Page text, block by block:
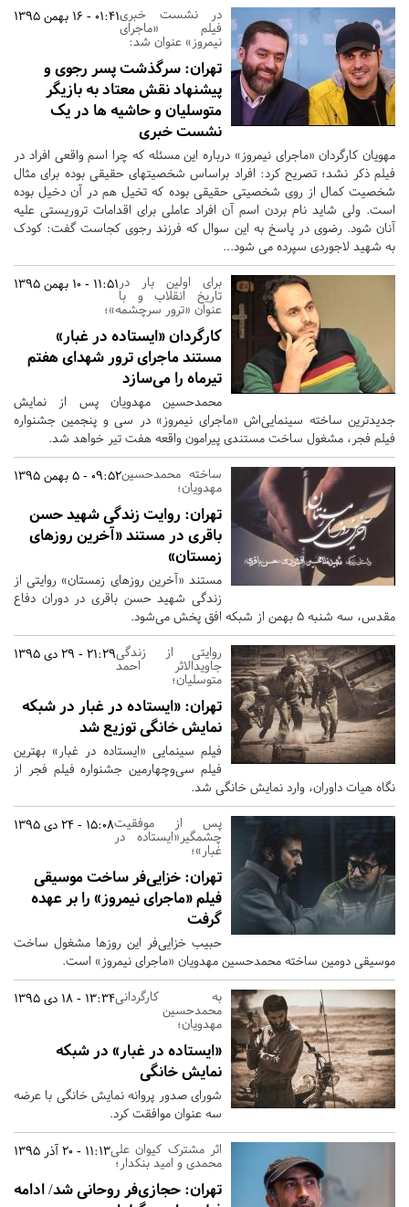
01:41 - 16 بهمن 1395در نشست خبری
فیلم «ماجرای
نیمروز» عنوان شد:
تهران: سرگذشت پسر رجوی و
پیشنهاد نقش معتاد به بازیگر
متوسلیان و حاشیه ها در یک
نشست خبری
مهویان کارگردان «ماجرای نیمروز» درباره این مسئله که چرا اسم واقعی افراد در
فیلم ذکر نشد؛ تصریح کرد: افراد براساس شخصیتهای حقیقی بوده برای مثال
شخصیت کمال از روی شخصیتی حقیقی بوده که تخیل هم در آن دخیل بوده
است. ولی شاید نام بردن اسم آن افراد عاملی برای اقدامات تروریستی علیه
آنان شود. رضوی در پاسخ به این سوال که فرزند رجوی کجاست گفت: کودک
به شهید لاجوردی سپرده می شود...
11:51 - 10 بهمن 1395 برای اولین بار در
تاریخ انقلاب و با
عنوان «ترور سرچشمه»؛
کارگردان «ایستاده در غبار»
مستند ماجرای ترور شهدای هفتم
تیرماه را می‌سازد
محمدحسین مهدویان پس از نمایش
جدیدترین ساخته‌ سینمایی‌اش «ماجرای نیمروز» در سی و پنجمین جشنواره
فیلم فجر، مشغول ساخت مستندی پیرامون واقعه‌ هفت تیر خواهد شد.
09:52 - 5 بهمن 1395ساخته محمدحسین
مهدویان؛
تهران: روایت زندگی شهید حسن
باقری در مستند «آخرین روزهای
زمستان»
مستند «آخرین روزهای زمستان» روایتی از
زندگی شهید حسن باقری در دوران دفاع
مقدس، سه شنبه 5 بهمن از شبکه افق پخش می‌شود.
21:29 - 29 دی 1395روایتی از زندگی
جاویدالاثر احمد
متوسلیان؛
تهران: «ایستاده در غبار در شبکه
نمایش خانگی توزیع شد
فیلم سینمایی «ایستاده در غبار» بهترین
فیلم سی‌­و­چهارمین جشنواره فیلم فجر از
نگاه هیات داوران، وارد نمایش خانگی شد.
15:08 - 24 دی 1395پس از موفقیت
چشمگیر«ایستاده در
غبار»؛
تهران: خزایی‌فر ساخت موسیقی
فیلم «ماجرای نیمروز» را بر عهده
گرفت
حبیب خزایی‌فر این روزها مشغول ساخت
موسیقی دومین ساخته محمدحسین مهدویان «ماجرای نیمروز» است.
13:34 - 18 دی 1395به کارگردانی
محمدحسین
مهدویان؛
«ایستاده در غبار» در شبکه
نمایش خانگی
شورای صدور پروانه نمایش خانگی با عرضه
سه عنوان موافقت کرد.
11:13 - 20 آذر 1395اثر مشترک کیوان علی
محمدى و امید بنکدار؛
تهران: حجازی‌فر روحانی شد/ ادامه